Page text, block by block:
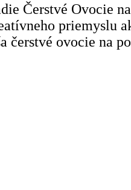
Čerstvé Ovocie
priemyslu
čerstvé ovocie na